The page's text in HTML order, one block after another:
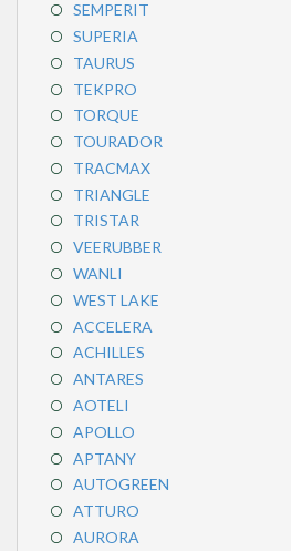
SEMPERIT
SUPERIA
TAURUS
TEKPRO
TORQUE
TOURADOR
TRACMAX
TRIANGLE
TRISTAR
VEERUBBER
WANLI
WEST LAKE
ACCELERA
ACHILLES
ANTARES
AOTELI
APOLLO
APTANY
AUTOGREEN
ATTURO
AURORA